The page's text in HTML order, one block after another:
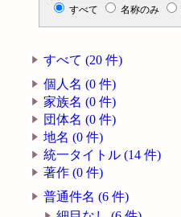
すべて 名称のみ
すべて (20 件)
個人名 (0 件)
家族名 (0 件)
団体名 (0 件)
地名 (0 件)
統一タイトル (14 件)
著作 (0 件)
普通件名 (6 件)